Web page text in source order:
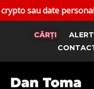
sau date
CĂRȚI